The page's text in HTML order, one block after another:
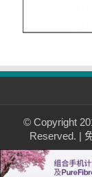
© Copyright
Reserved. |